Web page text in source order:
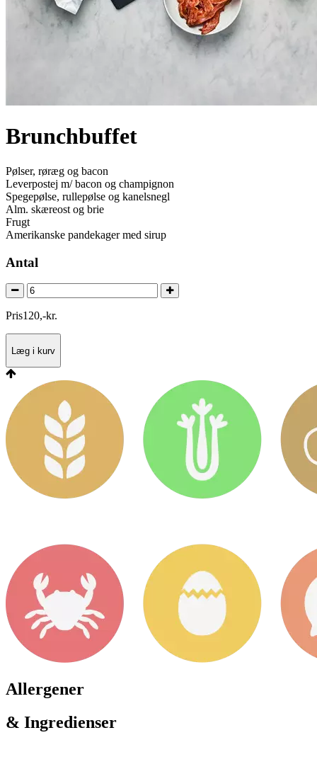
Brunchbuffet
Pølser, røræg og bacon
Leverpostej m/ bacon og champignon
Spegepølse, rullepølse og kanelsnegl
Alm. skæreost og brie
Frugt
Amerikanske pandekager med sirup
Antal
Pris120,-kr.
Læg i kurv
Allergener
& Ingredienser